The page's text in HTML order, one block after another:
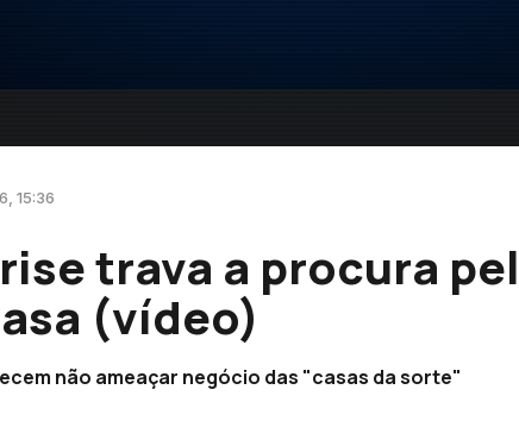
15:36
trava a procura
(vídeo)
não ameaçar negócio das "casas da sorte"